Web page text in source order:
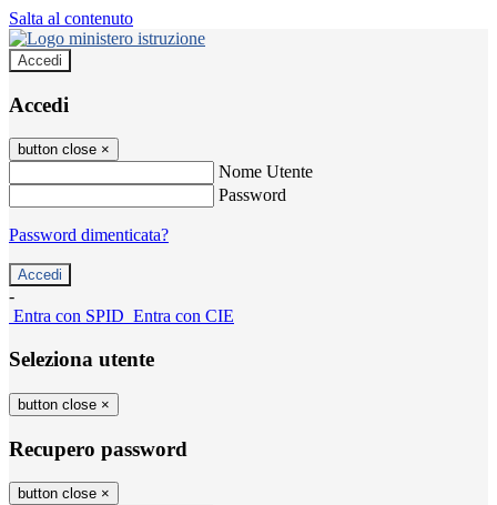
Salta al contenuto
Accedi
Accedi
button close ×
Nome Utente
Password
Password dimenticata?
-
Entra con SPID Entra con CIE
Seleziona utente
button close ×
Recupero password
button close ×